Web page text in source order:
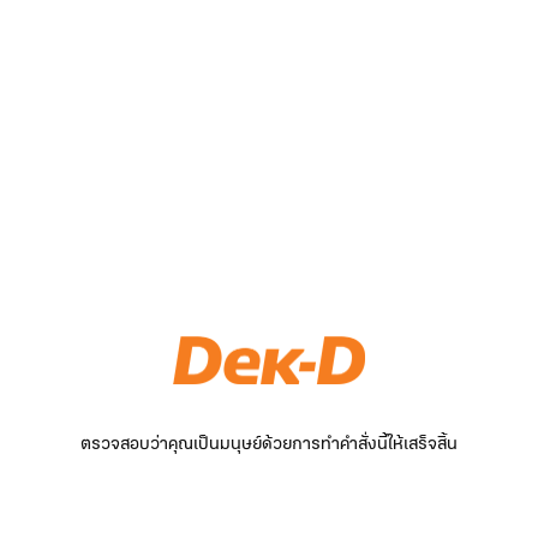
ตรวจสอบว่าคุณเป็นมนุษย์ด้วยการทำคำสั่งนี้ให้เสร็จสิ้น